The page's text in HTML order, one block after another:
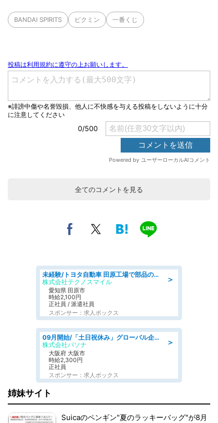
BANDAI SPIRITS ピクミン 一番くじ
全てのコメントを見る
＞
未経験/トヨタ自動車 田原工場で部品の運搬作業/tutumi
株式会社テクノスマイル
愛知県 田原市
時給2,100円
正社員 / 派遣社員
スポンサー：求人ボックス
＞
09月開始/「土日祝休み」グローバル企業での産業保健のお仕事/保健師/高時給/残業なし/服装自由
株式会社パソナ
大阪府 大阪市
時給2,300円
正社員
スポンサー：求人ボックス
姉妹サイト
Suicaのペンギン"夏のラッキーバッグ"が8月